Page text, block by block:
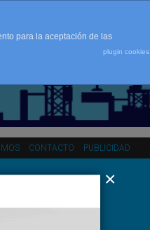
CONTACTO PUBLICIDAD
para la aceptación de las
plugin cookies